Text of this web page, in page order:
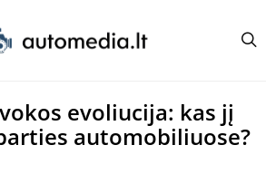
evoliucija: kas jį
automobiliuose?